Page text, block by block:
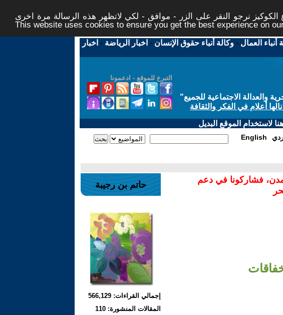
نرجو النقر على الزر - موافق - لكي لاتظهر هذه الرسالة مرة اخرى -
This website uses cookies to ensure you get the best experience on
أنباء العمال -وكالة أنباء حقوق الإنسان - اخبار الرياضة - اخبار
التبرع للموقع - ادعمونا
الاجتماعية للجميع"
أعلام في الفكر والثقافة
لاستخدام الموقع البديل
English
فشاركونا في دعم
حاتم بن رجيبة
إجمالي القراءات: 566,129
المقالات المنشورة: 110